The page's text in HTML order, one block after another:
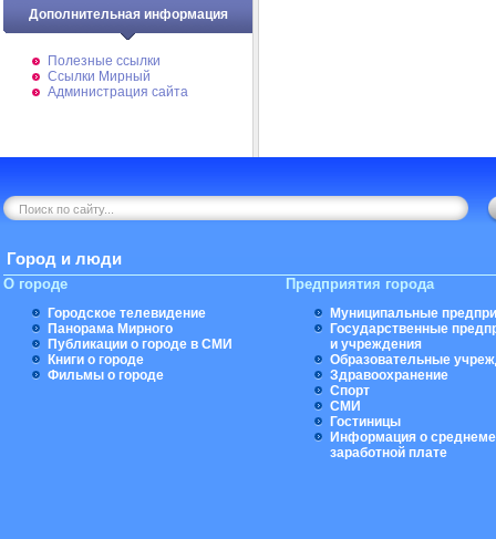
Дополнительная информация
Полезные ссылки
Ссылки Мирный
Администрация сайта
Город и люди
О городе
Городское телевидение
Панорама Мирного
Публикации о городе в СМИ
Книги о городе
Фильмы о городе
Предприятия города
Муниципальные
Государственные
и учреждения
Образовательные
Здравоохранение
Спорт
СМИ
Гостиницы
Информация о
заработной плате